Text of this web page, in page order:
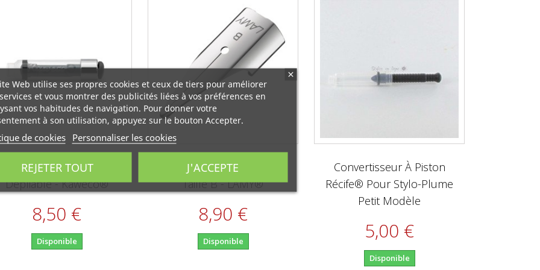
Mini Convertisseur
Dépliable - Kaweco®
8,50 €
Disponible
Plume Z 50 Acier Poli -
Taille B - LAMY®
8,90 €
Disponible
Convertisseur À Piston
Récife® Pour Stylo-Plume
Petit Modèle
5,00 €
Disponible
Web utilise ses propres cookies et ceux de tiers pour améliorer
et vous montrer des publicités liées à vos préférences en
vos habitudes de navigation. Pour donner votre
à son utilisation, appuyez sur le bouton Accepter.
de cookies Personnaliser les cookies
REJETER TOUT J'ACCEPTE